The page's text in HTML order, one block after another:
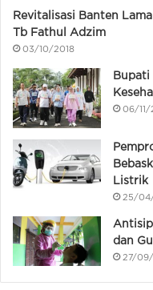
Revitalisasi Banten
Tb Fathul Adzim
03/10/2018
Bupati
06/11/
Listrik
25/
dan
27/09/